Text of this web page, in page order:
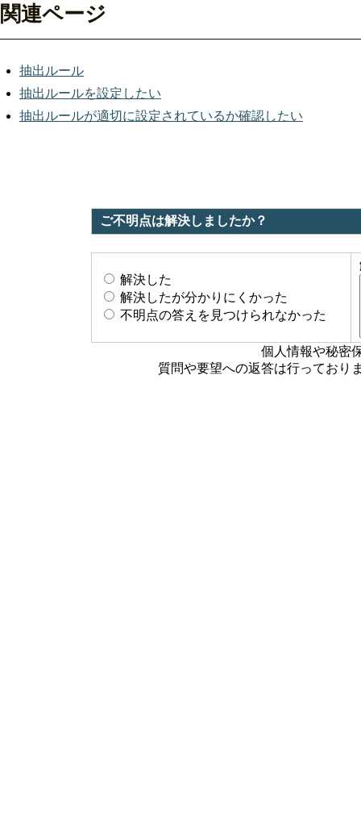
関連ページ
抽出ルール
抽出ルールを設定したい
抽出ルールが適切に設定されているか確認したい